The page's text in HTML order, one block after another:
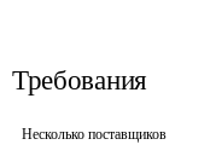
Требования
Несколько поставщиков